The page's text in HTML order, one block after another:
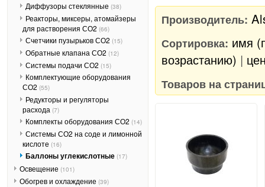
Производитель:
Сортировка: имя
возрастанию) |
Товаров на
Диффузоры стеклянные (38)
Реакторы, миксеры, атомайзеры
для растворения СО2 (66)
Счетчики пузырьков СО2 (15)
Обратные клапана СО2 (12)
Системы подачи СО2 (15)
Комплектующие оборудования
СО2 (55)
Редукторы и регуляторы
расхода (7)
Комплекты оборудования СО2 (14)
Системы СО2 на соде и лимонной
кислоте (16)
Баллоны углекислотные (17)
Освещение (101)
Обогрев и охлаждение (39)